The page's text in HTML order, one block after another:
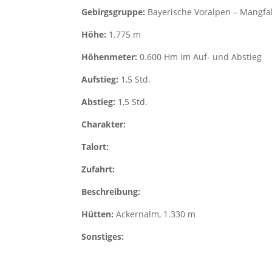
Gebirgsgruppe: Bayerische Voralpen –
Höhe: 1.775 m
Höhenmeter:0.600 Hm im Auf- und Abstieg
Aufstieg: 1,5 Std.
Abstieg: 1,5 Std.
Charakter:
Talort:
Zufahrt:
Beschreibung:
Hütten:Ackernalm, 1.330 m
Sonstiges: